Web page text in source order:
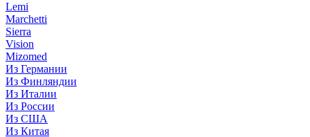
Lemi
Marchetti
Sierra
Vision
Mizomed
Из Германии
Из Финляндии
Из Италии
Из России
Из США
Из Китая